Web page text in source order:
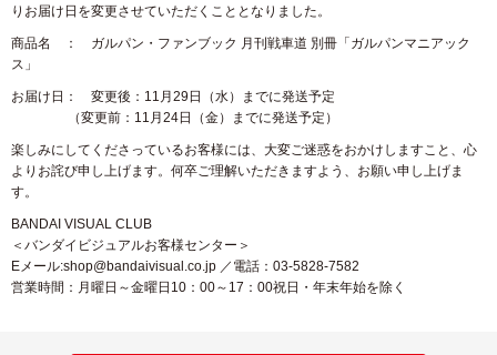
りお届け日を変更させていただくこととなりました。
商品名 ： ガルパン・ファンブック 月刊戦車道 別冊「ガルパンマニアック
ス」
お届け日： 変更後：11月29日（水）までに発送予定
（変更前：11月24日（金）までに発送予定）
楽しみにしてくださっているお客様には、大変ご迷惑をおかけしますこと、心
よりお詫び申し上げます。何卒ご理解いただきますよう、お願い申し上げま
す。
BANDAI VISUAL CLUB
＜バンダイビジュアルお客様センター＞
Eメール:shop@bandaivisual.co.jp ／電話：03-5828-7582
営業時間：月曜日～金曜日10：00～17：00祝日・年末年始を除く